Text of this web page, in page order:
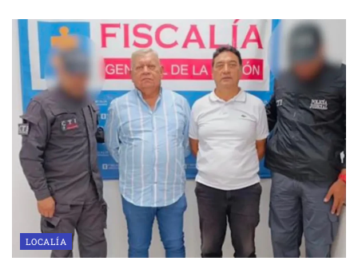
LOCALÍA